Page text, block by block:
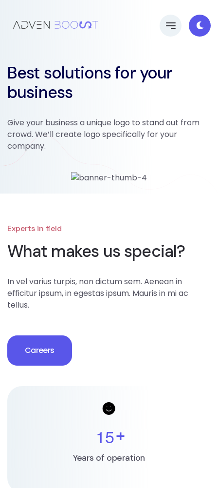
Best solutions for your
business
Give your business a unique logo to stand out from
crowd. We’ll create logo specifically for your
company.
Experts in field
What makes us special?
In vel varius turpis, non dictum sem. Aenean in
efficitur ipsum, in egestas ipsum. Mauris in mi ac
tellus.
Careers
15+
Years of operation